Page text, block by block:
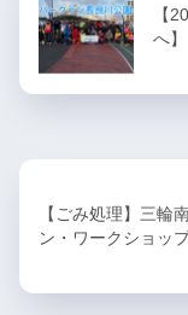
【
へ】
【ごみ処理】三輪
ン・ワークショッ